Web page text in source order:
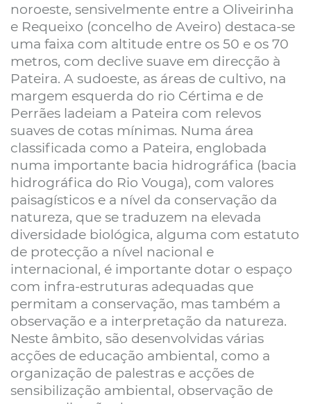
noroeste, sensivelmente entre a Oliveirinha
e Requeixo (concelho de Aveiro) destaca-se
uma faixa com altitude entre os 50 e os 70
metros, com declive suave em direcção à
Pateira. A sudoeste, as áreas de cultivo, na
margem esquerda do rio Cértima e de
Perrães ladeiam a Pateira com relevos
suaves de cotas mínimas. Numa área
classificada como a Pateira, englobada
numa importante bacia hidrográfica (bacia
hidrográfica do Rio Vouga), com valores
paisagísticos e a nível da conservação da
natureza, que se traduzem na elevada
diversidade biológica, alguma com estatuto
de protecção a nível nacional e
internacional, é importante dotar o espaço
com infra-estruturas adequadas que
permitam a conservação, mas também a
observação e a interpretação da natureza.
Neste âmbito, são desenvolvidas várias
acções de educação ambiental, como a
organização de palestras e acções de
sensibilização ambiental, observação de